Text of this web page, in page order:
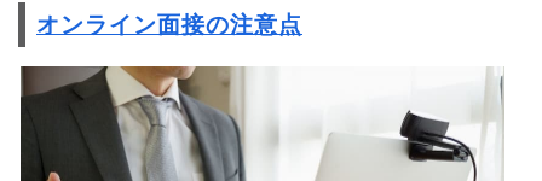
オンライン面接の注意点